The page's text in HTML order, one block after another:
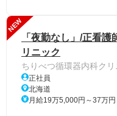
NEW
「夜勤なし」/正看
リニック
ちりべつ循環器内科クリ
正社員
北海道
月給19万5,000円～37万円